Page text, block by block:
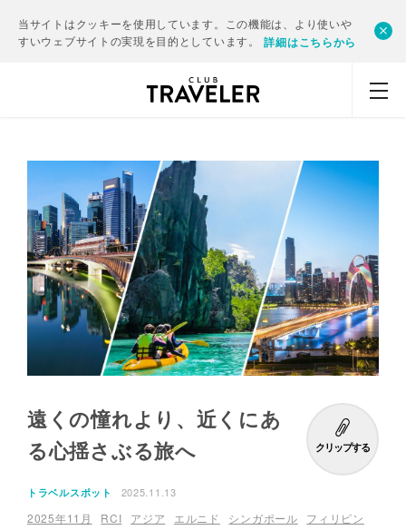
当サイトはクッキーを使用しています。この機能は、より使いや
すいウェブサイトの実現を目的としています。
詳細はこちらから
遠くの憧れより、近くにあ
る心揺さぶる旅へ
クリップする
トラベルスポット 2025.11.13
2025年11月 RCI アジア エルニド シンガポール
フィリピン